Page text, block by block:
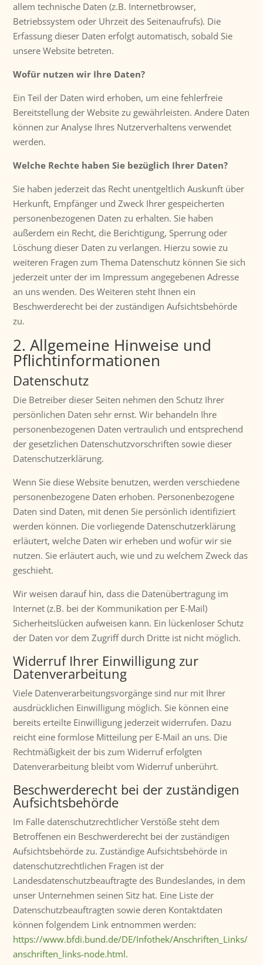
allem technische Daten (z.B. Internetbrowser,
Betriebssystem oder Uhrzeit des Seitenaufrufs). Die
Erfassung dieser Daten erfolgt automatisch, sobald Sie
unsere Website betreten.
Wofür nutzen wir Ihre Daten?
Ein Teil der Daten wird erhoben, um eine fehlerfreie
Bereitstellung der Website zu gewährleisten. Andere Daten
können zur Analyse Ihres Nutzerverhaltens verwendet
werden.
Welche Rechte haben Sie bezüglich Ihrer Daten?
Sie haben jederzeit das Recht unentgeltlich Auskunft über
Herkunft, Empfänger und Zweck Ihrer gespeicherten
personenbezogenen Daten zu erhalten. Sie haben
außerdem ein Recht, die Berichtigung, Sperrung oder
Löschung dieser Daten zu verlangen. Hierzu sowie zu
weiteren Fragen zum Thema Datenschutz können Sie sich
jederzeit unter der im Impressum angegebenen Adresse
an uns wenden. Des Weiteren steht Ihnen ein
Beschwerderecht bei der zuständigen Aufsichtsbehörde
zu.
2. Allgemeine Hinweise und
Pflichtinformationen
Datenschutz
Die Betreiber dieser Seiten nehmen den Schutz Ihrer
persönlichen Daten sehr ernst. Wir behandeln Ihre
personenbezogenen Daten vertraulich und entsprechend
der gesetzlichen Datenschutzvorschriften sowie dieser
Datenschutzerklärung.
Wenn Sie diese Website benutzen, werden verschiedene
personenbezogene Daten erhoben. Personenbezogene
Daten sind Daten, mit denen Sie persönlich identifiziert
werden können. Die vorliegende Datenschutzerklärung
erläutert, welche Daten wir erheben und wofür wir sie
nutzen. Sie erläutert auch, wie und zu welchem Zweck das
geschieht.
Wir weisen darauf hin, dass die Datenübertragung im
Internet (z.B. bei der Kommunikation per E-Mail)
Sicherheitslücken aufweisen kann. Ein lückenloser Schutz
der Daten vor dem Zugriff durch Dritte ist nicht möglich.
Widerruf Ihrer Einwilligung zur
Datenverarbeitung
Viele Datenverarbeitungsvorgänge sind nur mit Ihrer
ausdrücklichen Einwilligung möglich. Sie können eine
bereits erteilte Einwilligung jederzeit widerrufen. Dazu
reicht eine formlose Mitteilung per E-Mail an uns. Die
Rechtmäßigkeit der bis zum Widerruf erfolgten
Datenverarbeitung bleibt vom Widerruf unberührt.
Beschwerderecht bei der zuständigen
Aufsichtsbehörde
Im Falle datenschutzrechtlicher Verstöße steht dem
Betroffenen ein Beschwerderecht bei der zuständigen
Aufsichtsbehörde zu. Zuständige Aufsichtsbehörde in
datenschutzrechtlichen Fragen ist der
Landesdatenschutzbeauftragte des Bundeslandes, in dem
unser Unternehmen seinen Sitz hat. Eine Liste der
Datenschutzbeauftragten sowie deren Kontaktdaten
können folgendem Link entnommen werden:
https://www.bfdi.bund.de/DE/Infothek/Anschriften_Links/
anschriften_links-node.html.